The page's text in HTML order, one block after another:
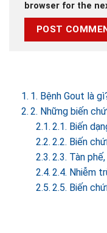
browser for the
1. Bệnh Gout là
2. Những biến
2.1. Biến
2.2. Biến
2.3. Tàn
2.4. Nhiễm
2.5. Biến